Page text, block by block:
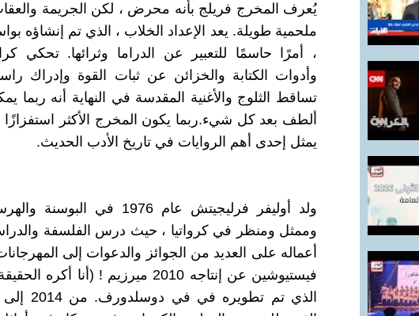
يُعرف المخرج فريلج بأنه محرض ، لكن الجريمة
ملحمية طويلة. يعد الإعداد الخلاب ، الذي تم إنشاؤه
، أمرًا حاسمًا للتعبير عن الدراما وثرائها. تحكي
وأدوات الكتابة والخزائن عن ثبات القوة وإدراك
تساقط الثلوج والأغنية المقدسة في النهاية أنه ربما
ألطف بعد كل شيء.ربما يكون المخرج الأكثر استفزازًا
يمثل إحدى أهم الروايات في تاريخ الأدب الحديث.
ولد أوليفر فرليجيتش عام
وممثل ومنظر في كرواتيا ، حيث درس الفلسفة
أعماله على العديد من الجوائز والدعوات إلى
فيستيوشين عن إنتاجه 2010 ميرزيم !